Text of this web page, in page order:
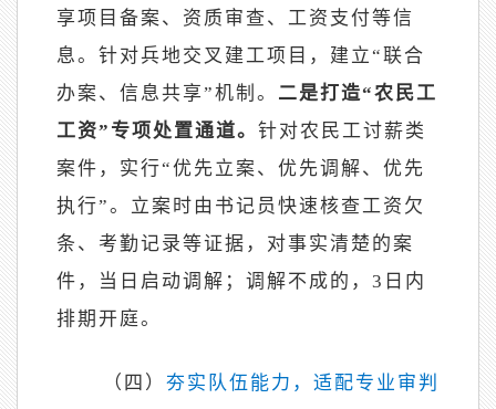
享项目备案、资质审查、工资支付等信
息。针对兵地交叉建工项目，建立“联合
办案、信息共享”机制。 二是打造“农民工
工资”专项处置通道。 针对农民工讨薪类
案件，实行“优先立案、优先调解、优先
执行”。立案时由书记员快速核查工资欠
条、考勤记录等证据，对事实清楚的案
件，当日启动调解；调解不成的，3日内
排期开庭。
（四） 夯实队伍能力，适配专业审判